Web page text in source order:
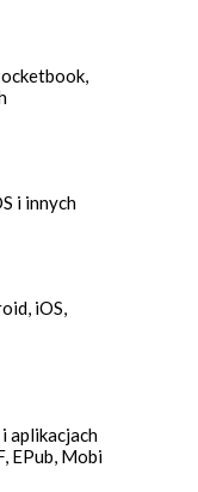
i innych
iOS,
aplikacjach
EPub, Mobi